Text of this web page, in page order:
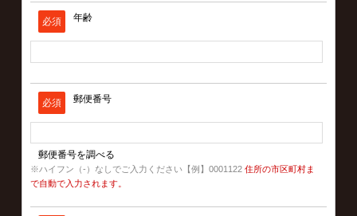
必須 年齢
必須 郵便番号
郵便番号を調べる
※ハイフン（-）なしでご入力ください【例】0001122住所の市区町村ま
で自動で入力されます。